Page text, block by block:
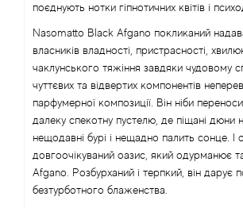
поєднують нотки гіпнотичних квітів і
Nasomatto Black Afgano покликаний
власників владності, пристрасності,
чаклунського тяжіння завдяки чудовому
чуттєвих та відвертих компонентів
парфумерної композиції. Він ніби
далеку спекотну пустелю, де піщані дюни
нещодавні бурі і нещадно палить сонце. І
довгоочікуваний оазис, який одурманює
Afgano. Розбурханий і терпкий, він дарує
безтурботного блаженства.